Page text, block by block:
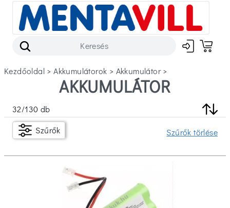
Kezdőoldal> akkumulátorok > akkumulátor>
Készleten
Ár
AKKUMULÁTOR
32/130 db
Szűrők
Szűrők törlése